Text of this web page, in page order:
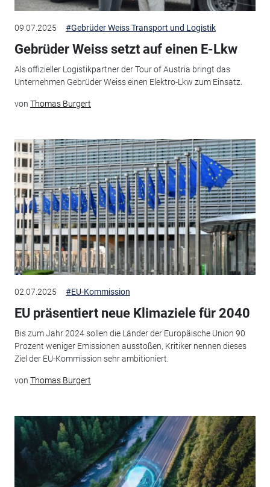
09.07.2025 #Gebrüder Weiss Transport und Logistik
Gebrüder Weiss setzt auf einen E-Lkw
Als offizieller Logistikpartner der Tour of Austria bringt das
Unternehmen Gebrüder Weiss einen Elektro-Lkw zum Einsatz.
von Thomas Burgert
02.07.2025 #EU-Kommission
EU präsentiert neue Klimaziele für 2040
Bis zum Jahr 2024 sollen die Länder der Europäische Union 90
Prozent weniger Emissionen ausstoßen, Kritiker nennen dieses
Ziel der EU-Kommission sehr ambitioniert.
von Thomas Burgert